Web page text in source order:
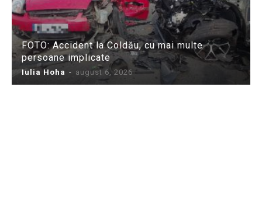
FOTO: Accident la Coldău, cu mai multe
persoane implicate
Iulia Hoha - august 6, 2026